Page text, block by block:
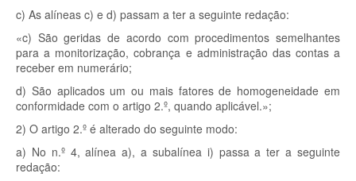
c) As alíneas c) e d) passam a ter a seguinte redação:
«c) São geridas de acordo com procedimentos semelhantes
para a monitorização, cobrança e administração das contas a
receber em numerário;
d) São aplicados um ou mais fatores de homogeneidade em
conformidade com o artigo 2.º, quando aplicável.»;
2) O artigo 2.º é alterado do seguinte modo:
a) No n.º 4, alínea a), a subalínea i) passa a ter a seguinte
redação: